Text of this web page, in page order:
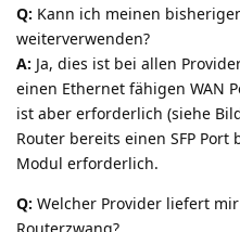
Q: Kann ich meinen
weiterverwenden?
A: Ja, dies ist bei allen
einen Ethernet fähigen WAN
ist aber erforderlich (siehe
Router bereits einen SFP
Modul erforderlich.
Q: Welcher Provider liefert